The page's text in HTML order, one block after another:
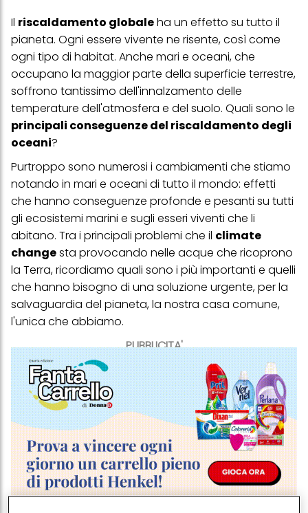
PUBBLICITA'
Il riscaldamento globaleha un effetto su tutto il
pianeta. Ogni essere vivente ne risente, così come
ogni tipo di habitat. Anche mari e oceani, che
occupano la maggior parte della superficie terrestre,
soffrono tantissimo dell'innalzamento delle
temperature dell'atmosfera e del suolo. Quali sono le
principali conseguenze del riscaldamento degli
oceani?
Purtroppo sono numerosi i cambiamenti che stiamo
notando in mari e oceani di tutto il mondo: effetti
che hanno conseguenze profonde e pesanti su tutti
gli ecosistemi marini e sugli esseri viventi che li
abitano. Tra i principali problemi che il climate
changesta provocando nelle acque che ricoprono
la Terra, ricordiamo quali sono i più importanti e quelli
che hanno bisogno di una soluzione urgente, per la
salvaguardia del pianeta, la nostra casa comune,
l'unica che abbiamo.